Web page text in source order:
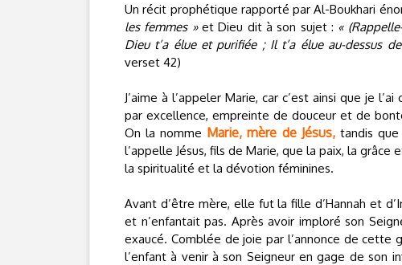
Un récit prophétique rapporté par Al-Boukhari
les femmes »et Dieu dit à son sujet : «
Dieu t’a élue et purifiée ; Il t’a élue au-dessus
verset 42)
J’aime à l’appeler Marie, car c’est ainsi que je
par excellence, empreinte de douceur et de
On la nomme Marie, mère de Jésus,tandis que
l’appelle Jésus, fils de Marie, que la paix, la
la spiritualité et la dévotion féminines.
Avant d’être mère, elle fut la fille d’Hannah et
et n’enfantait pas. Après avoir imploré son
exaucé. Comblée de joie par l’annonce de
l’enfant à venir à son Seigneur en gage de son